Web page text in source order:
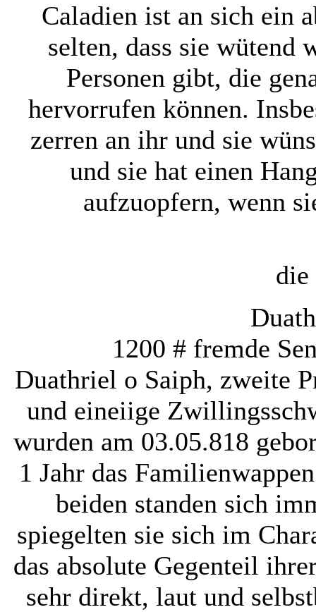
Caladien ist an sich ein
selten, dass sie wütend
Personen gibt, die
hervorrufen können.
zerren an ihr und sie
und sie hat einen
aufzuopfern, wenn
die
1200 # fremde
Duathriel o Saiph, zweite
und eineiige
wurden am 03.05.818
1 Jahr das
beiden standen sich
spiegelten sie sich im
das absolute Gegenteil
sehr direkt, laut und